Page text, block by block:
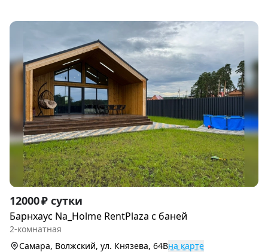
Item
1
of
9
12000 ₽ сутки
Барнхаус Na_Holme RentPlaza с баней
2-комнатная
Самара, Волжский, ул. Князева, 64Вна карте